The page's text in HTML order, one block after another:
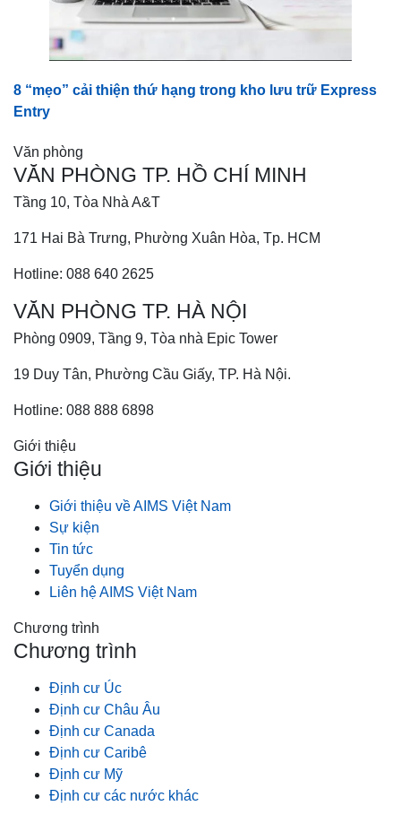
8 “mẹo” cải thiện thứ hạng trong kho lưu trữ Express
Entry
Văn phòng
VĂN PHÒNG TP. HỒ CHÍ MINH
Tầng 10, Tòa Nhà A&T
171 Hai Bà Trưng, Phường Xuân Hòa, Tp. HCM
Hotline: 088 640 2625
VĂN PHÒNG TP. HÀ NỘI
Phòng 0909, Tầng 9, Tòa nhà Epic Tower
19 Duy Tân, Phường Cầu Giấy, TP. Hà Nội.
Hotline: 088 888 6898
Giới thiệu
Giới thiệu
Giới thiệu về AIMS Việt Nam
Sự kiện
Tin tức
Tuyển dụng
Liên hệ AIMS Việt Nam
Chương trình
Chương trình
Định cư Úc
Định cư Châu Âu
Định cư Canada
Định cư Caribê
Định cư Mỹ
Định cư các nước khác